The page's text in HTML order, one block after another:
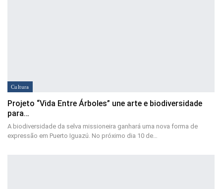
Cultura
Projeto “Vida Entre Árboles” une arte e biodiversidade
para…
A biodiversidade da selva missioneira ganhará uma nova forma de
expressão em Puerto Iguazú. No próximo dia 10 de…